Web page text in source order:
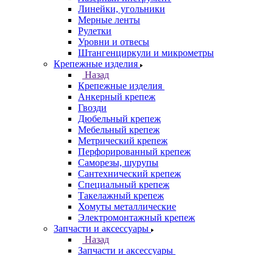
Линейки, угольники
Мерные ленты
Рулетки
Уровни и отвесы
Штангенциркули и микрометры
Крепежные изделия
Назад
Крепежные изделия
Анкерный крепеж
Гвозди
Дюбельный крепеж
Мебельный крепеж
Метрический крепеж
Перфорированный крепеж
Саморезы, шурупы
Сантехнический крепеж
Специальный крепеж
Такелажный крепеж
Хомуты металлические
Электромонтажный крепеж
Запчасти и аксессуары
Назад
Запчасти и аксессуары